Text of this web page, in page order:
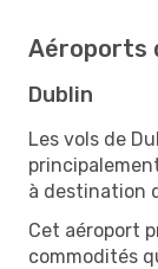
Aéroports
Dublin
Les vols de
à destination
Cet aéroport
commodités